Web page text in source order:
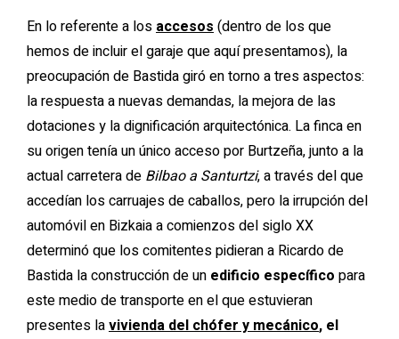
En lo referente a losaccesos(dentro de los que
hemos de incluir el garaje que aquí presentamos), la
preocupación de Bastida giró en torno a tres aspectos:
la respuesta a nuevas demandas, la mejora de las
dotaciones y la dignificación arquitectónica. La finca en
su origen tenía un único acceso por Burtzeña, junto a la
actual carretera de Bilbao a Santurtzi, a través del que
accedían los carruajes de caballos, pero la irrupción del
automóvil en Bizkaia a comienzos del siglo XX
determinó que los comitentes pidieran a Ricardo de
Bastida la construcción de un edificio específico para
este medio de transporte en el que estuvieran
presentes lavivienda del chófer y mecánico, el